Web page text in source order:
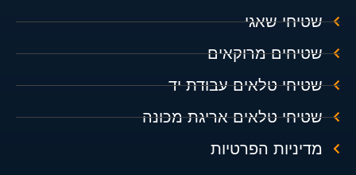
שטיחי שאגי
שטיחים מרוקאים
שטיחי טלאים עבודת יד
שטיחי טלאים אריגת מכונה
מדיניות הפרטיות